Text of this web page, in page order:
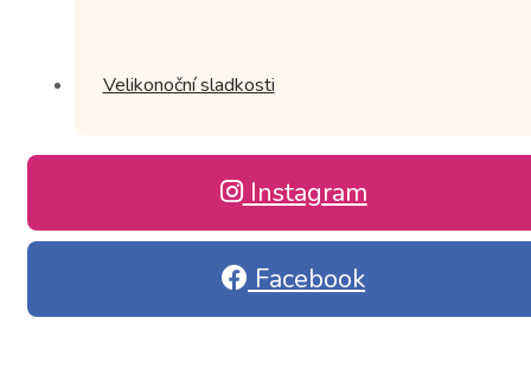
Velikonoční sladkosti
Instagram
Facebook